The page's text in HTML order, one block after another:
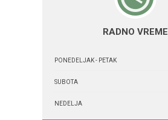
RADNO VREME
PONEDELJAK - PETAK
SUBOTA
NEDELJA